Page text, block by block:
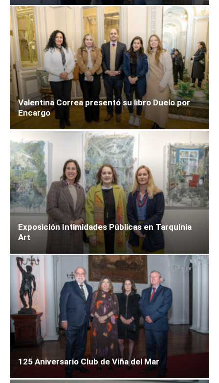
Valentina Correa presentó su libro Duelo por
Encargo
Exposición Intimidades Públicas en Tarquinia
Art
125 Aniversario Club de Viña del Mar